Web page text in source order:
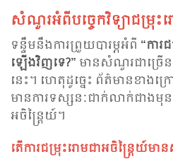
សំណួរអំពីបច្ចេកវិទ្យាជម្រុះ​
ទន្ទឹម​នឹងការព្រួយបារម្ភអំពី “ការ
ឡើងវិញទេ?” មានសំណួរជាច្រើ
នេះ។ ហេតុដូច្នេះ ព័ត៌មានខា
មានការទស្សនៈជាក់លាក់ជាងមុន
អចិន្ត្រៃយ៍។
តើការជម្រុះ​រោមជាអចិន្ត្រៃយ៍មាន